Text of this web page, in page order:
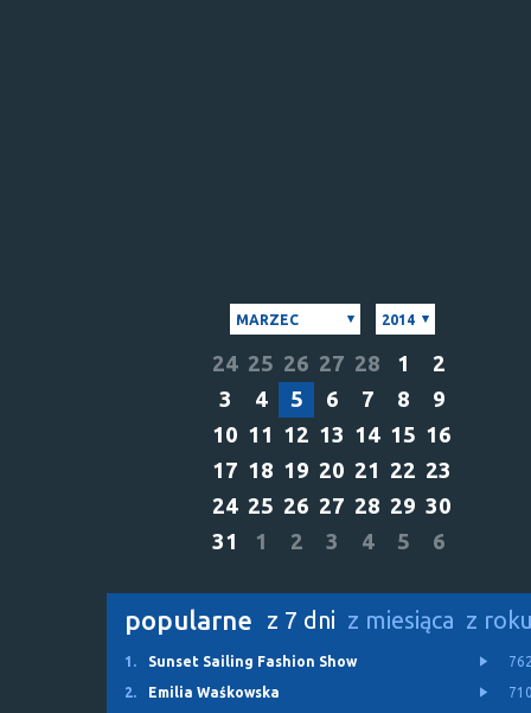
MARZEC 2014
24 25 26 27 28 1
2
3
4 5 6 7 8
9
10 11 12 13 14 15 16
17 18 19 20 21 22 23
24 25 26 27 28 29 30
31
1 2 3 4 5 6
popularne z 7 dni z miesiąca z
1. Sunset Sailing Fashion Show
2.
Emilia Waśkowska